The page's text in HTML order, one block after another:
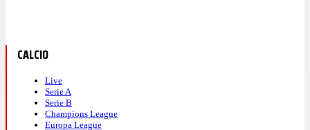
CALCIO
Live
Serie A
Serie B
Champions League
Europa League